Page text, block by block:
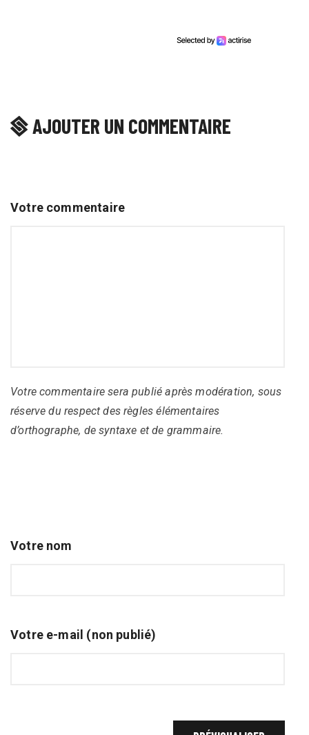
AJOUTER UN COMMENTAIRE
Votre commentaire
Votre commentaire sera publié après modération, sous
réserve du respect des règles élémentaires
d’orthographe, de syntaxe et de grammaire.
Votre nom
Votre e-mail (non publié)